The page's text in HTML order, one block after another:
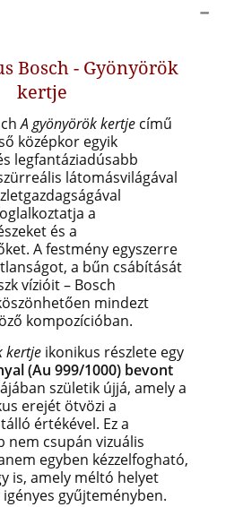
Bosch - Gyönyörök
kertje
A gyönyörök kertje című
középkor egyik
legfantáziadúsabb
látomásvilágával
a
és a
A festmény egyszerre
a bűn csábítását
vízióit – Bosch
mindezt
kompozícióban.
kertje ikonikus részlete egy
(Au 999/1000) bevont
születik újjá, amely a
erejét ötvözi a
értékével. Ez a
nem csupán vizuális
egyben kézzelfogható,
is, amely méltó helyet
gyűjteményben.